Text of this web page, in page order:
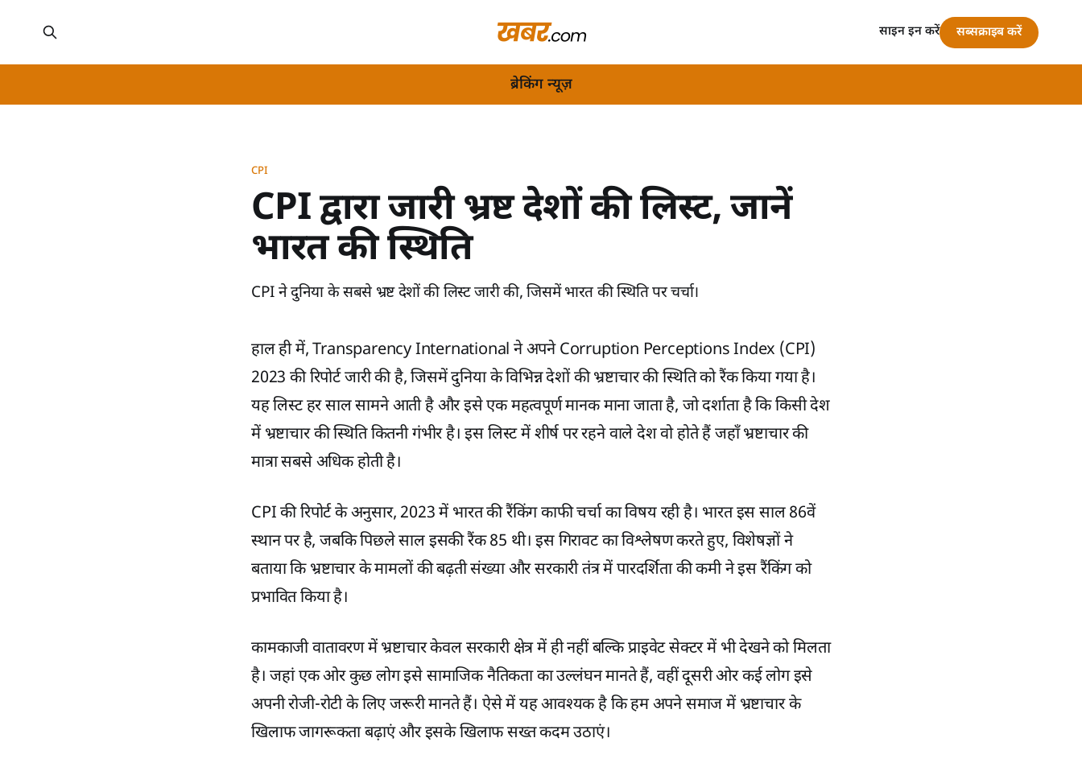
ब्रेकिंग न्यूज़
साइन इन करें सब्सक्राइब करें
CPI
CPI द्वारा जारी भ्रष्ट देशों की लिस्ट, जानें
भारत की स्थिति
CPI ने दुनिया के सबसे भ्रष्ट देशों की लिस्ट जारी की, जिसमें भारत की स्थिति पर चर्चा।
हाल ही में, Transparency International ने अपने Corruption Perceptions Index (CPI)
2023 की रिपोर्ट जारी की है, जिसमें दुनिया के विभिन्न देशों की भ्रष्टाचार की स्थिति को रैंक किया गया है।
यह लिस्ट हर साल सामने आती है और इसे एक महत्वपूर्ण मानक माना जाता है, जो दर्शाता है कि किसी देश
में भ्रष्टाचार की स्थिति कितनी गंभीर है। इस लिस्ट में शीर्ष पर रहने वाले देश वो होते हैं जहाँ भ्रष्टाचार की
मात्रा सबसे अधिक होती है।
CPI की रिपोर्ट के अनुसार, 2023 में भारत की रैंकिंग काफी चर्चा का विषय रही है। भारत इस साल 86वें
स्थान पर है, जबकि पिछले साल इसकी रैंक 85 थी। इस गिरावट का विश्लेषण करते हुए, विशेषज्ञों ने
बताया कि भ्रष्टाचार के मामलों की बढ़ती संख्या और सरकारी तंत्र में पारदर्शिता की कमी ने इस रैंकिंग को
प्रभावित किया है।
कामकाजी वातावरण में भ्रष्टाचार केवल सरकारी क्षेत्र में ही नहीं बल्कि प्राइवेट सेक्टर में भी देखने को मिलता
है। जहां एक ओर कुछ लोग इसे सामाजिक नैतिकता का उल्लंघन मानते हैं, वहीं दूसरी ओर कई लोग इसे
अपनी रोजी-रोटी के लिए जरूरी मानते हैं। ऐसे में यह आवश्यक है कि हम अपने समाज में भ्रष्टाचार के
खिलाफ जागरूकता बढ़ाएं और इसके खिलाफ सख्त कदम उठाएं।